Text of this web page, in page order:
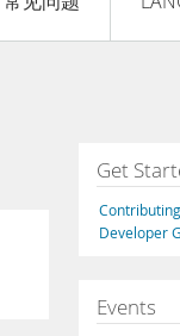
Get
Developer
Events